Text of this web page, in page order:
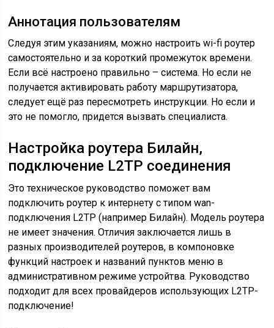
Аннотация пользователям
Следуя этим указаниям, можно настроить wi-fi роутер
самостоятельно и за короткий промежуток времени.
Если всё настроено правильно – система. Но если не
получается активировать работу маршрутизатора,
следует ещё раз пересмотреть инструкции. Но если и
это не помогло, придется вызвать специалиста.
Настройка роутера Билайн,
подключение L2TP соединения
Это техническое руководство поможет вам
подключить роутер к интернету с типом wan-
подключения L2TP (например Билайн). Модель роутера
не имеет значения. Отличия заключается лишь в
разных производителей роутеров, в компоновке
функций настроек и названий пунктов меню в
административном режиме устройтва. Руководство
подходит для всех провайдеров использующих L2TP-
подключение!